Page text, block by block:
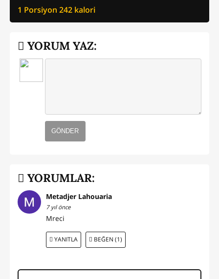
1 Porsiyon 242 kalori
YORUM YAZ:
GÖNDER
YORUMLAR:
Metadjer Lahouaria
7 yıl önce
Mreci
YANITLA BEĞEN (1)